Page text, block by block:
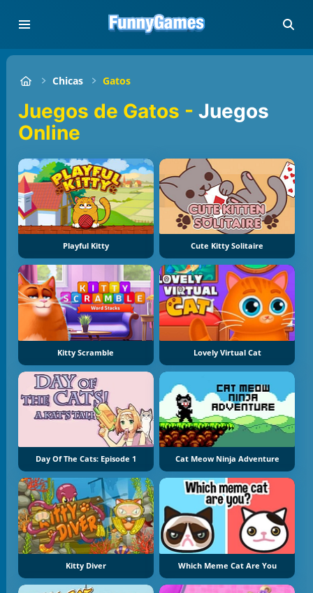
Chicas Gatos
Juegos de Gatos -Juegos
Online
Playful Kitty Cute Kitty Solitaire
Kitty Scramble Lovely Virtual Cat
Day Of The Cats: Episode 1 Cat Meow Ninja Adventure
Kitty Diver Which Meme Cat Are You